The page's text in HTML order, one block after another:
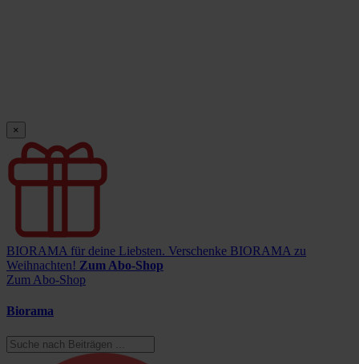
×
BIORAMA für deine Liebsten. Verschenke BIORAMA zu
Weihnachten! Zum Abo-Shop
Zum Abo-Shop
Biorama